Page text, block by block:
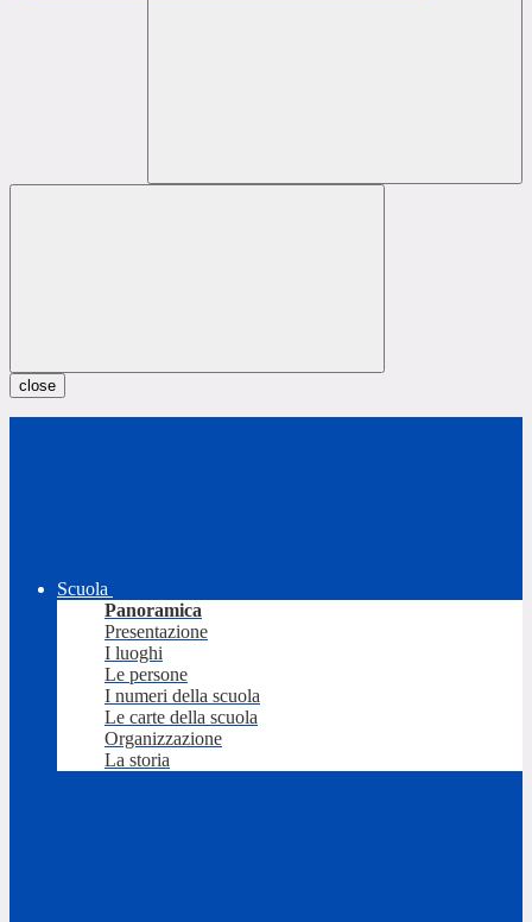
close
Scuola
Panoramica
Presentazione
I luoghi
Le persone
I numeri della scuola
Le carte della scuola
Organizzazione
La storia